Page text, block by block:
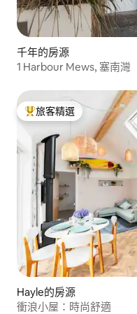
千年的房源
1 Harbour Mews, 塞南灣
旅客精選榜首
旅客精選
Hayle的房源
衝浪小屋：時尚舒適